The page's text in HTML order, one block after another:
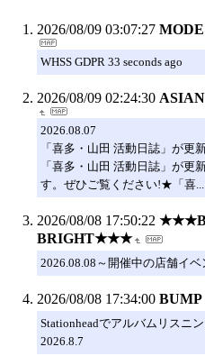
2026/08/09 03:07:27
WHSS GDPR 33 seconds ago
2026/08/09 02:24:30
2026.08.07
「喜多・山田 活動日誌」が更
「喜多・山田 活動日誌」が更
す。ぜひご覧ください!★「喜...
2026/08/08 17:50:22
BRIGHT★★★
2026.08.08～開催中の店舗イベ
2026/08/08 17:34:00 BUMP
Stationheadでアルバムリスニ
2026.8.7